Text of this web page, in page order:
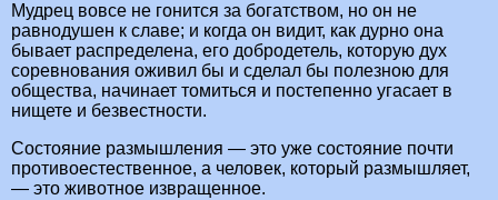
Мудрец вовсе не гонится за богатством, но он не
равнодушен к славе; и когда он видит, как дурно она
бывает распределена, его добродетель, которую дух
соревнования оживил бы и сделал бы полезною для
общества, начинает томиться и постепенно угасает в
нищете и безвестности.
Состояние размышления — это уже состояние почти
противоестественное, а человек, который размышляет,
— это животное извращенное.